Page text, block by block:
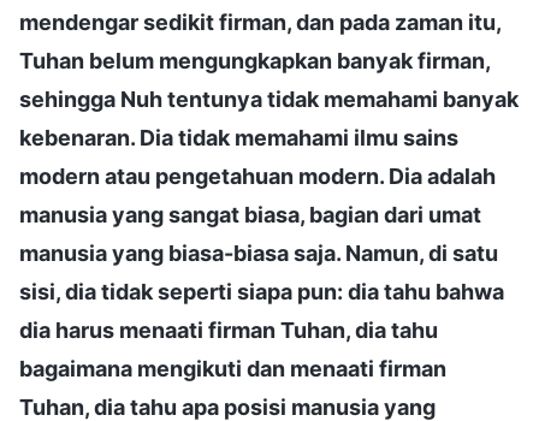
mendengar sedikit firman, dan pada zaman itu,
Tuhan belum mengungkapkan banyak firman,
sehingga Nuh tentunya tidak memahami banyak
kebenaran. Dia tidak memahami ilmu sains
modern atau pengetahuan modern. Dia adalah
manusia yang sangat biasa, bagian dari umat
manusia yang biasa-biasa saja. Namun, di satu
sisi, dia tidak seperti siapa pun: dia tahu bahwa
dia harus menaati firman Tuhan, dia tahu
bagaimana mengikuti dan menaati firman
Tuhan, dia tahu apa posisi manusia yang